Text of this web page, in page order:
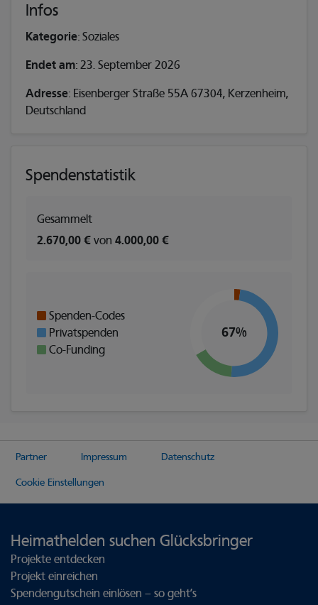
Spendenstatistik
Gesammelt
2.670,00 € von 4.000,00 €
Spenden-Codes
Privatspenden
Co-Funding
67%
Infos
Kategorie: Soziales
Endet am: 23. September 2026
Adresse: Eisenberger Straße 55A 67304, Kerzenheim,
Deutschland
Partner Impressum Datenschutz
Cookie Einstellungen
Heimathelden suchen Glücksbringer
Projekte entdecken
Projekt einreichen
Spendengutschein einlösen – so geht’s